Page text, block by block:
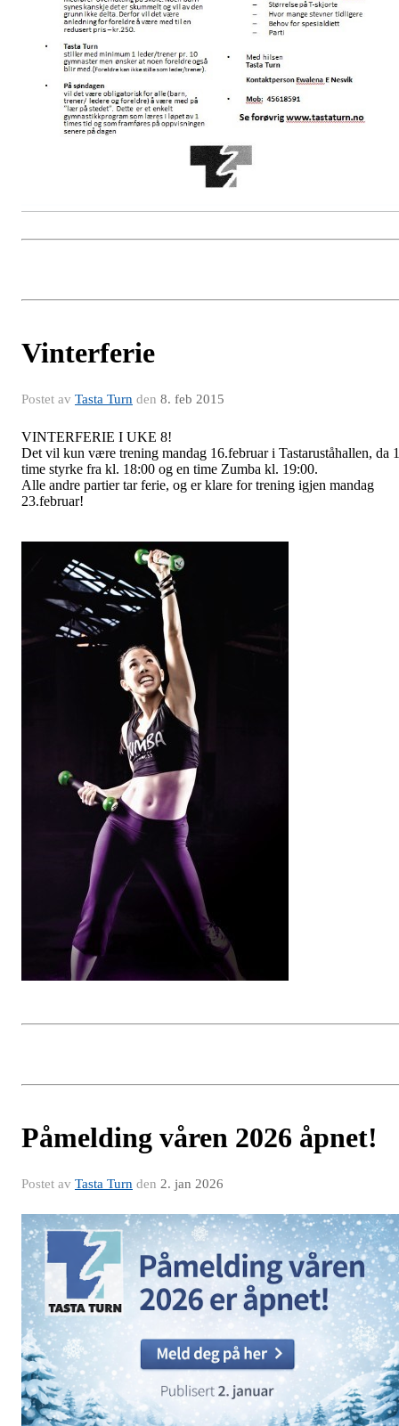
Vinterferie
Postet av Tasta Turn den 8. feb 2015
VINTERFERIE I UKE 8!
Det vil kun være trening mandag 16.februar i Tastaruståhallen, da 1
time styrke fra kl. 18:00 og en time Zumba kl. 19:00.
Alle andre partier tar ferie, og er klare for trening igjen mandag
23.februar!
Påmelding våren 2026 åpnet!
Postet av Tasta Turn den 2. jan 2026